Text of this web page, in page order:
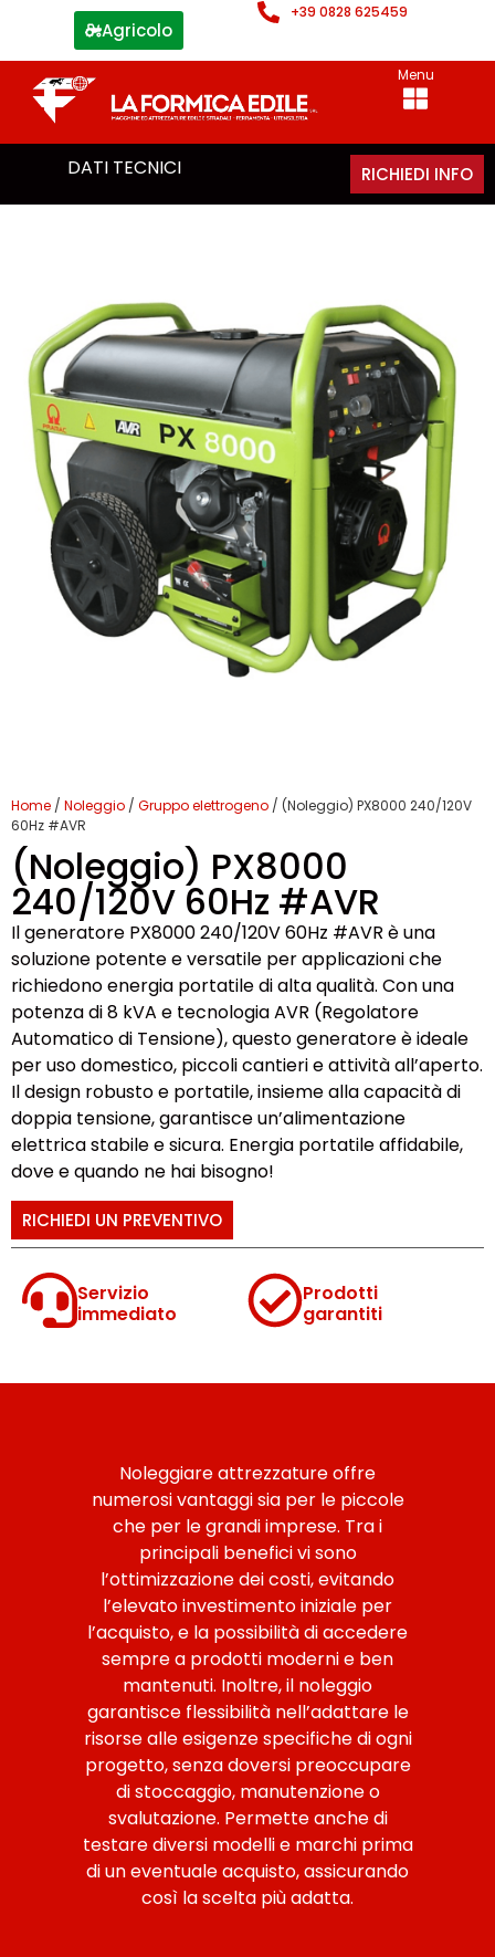
Agricolo
+39 0828 625459
Menu
DATI TECNICI RICHIEDI INFO
Home / Noleggio / Gruppo elettrogeno / (Noleggio) PX8000 240/120V
60Hz #AVR
(Noleggio) PX8000
240/120V 60Hz #AVR
Il generatore PX8000 240/120V 60Hz #AVR è una
soluzione potente e versatile per applicazioni che
richiedono energia portatile di alta qualità. Con una
potenza di 8 kVA e tecnologia AVR (Regolatore
Automatico di Tensione), questo generatore è ideale
per uso domestico, piccoli cantieri e attività all’aperto.
Il design robusto e portatile, insieme alla capacità di
doppia tensione, garantisce un’alimentazione
elettrica stabile e sicura. Energia portatile affidabile,
dove e quando ne hai bisogno!
RICHIEDI UN PREVENTIVO
Servizio
immediato
Prodotti
garantiti
Noleggiare attrezzature offre
numerosi vantaggi sia per le piccole
che per le grandi imprese. Tra i
principali benefici vi sono
l’ottimizzazione dei costi, evitando
l’elevato investimento iniziale per
l’acquisto, e la possibilità di accedere
sempre a prodotti moderni e ben
mantenuti. Inoltre, il noleggio
garantisce flessibilità nell’adattare le
risorse alle esigenze specifiche di ogni
progetto, senza doversi preoccupare
di stoccaggio, manutenzione o
svalutazione. Permette anche di
testare diversi modelli e marchi prima
di un eventuale acquisto, assicurando
così la scelta più adatta.